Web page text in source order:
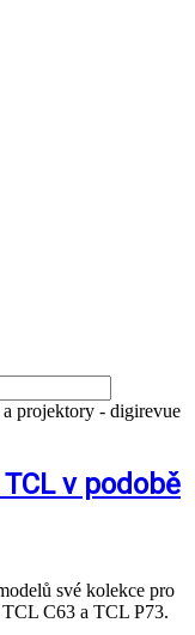
projektory - digirevue
v podobě
své kolekce pro
C63 a TCL P73.